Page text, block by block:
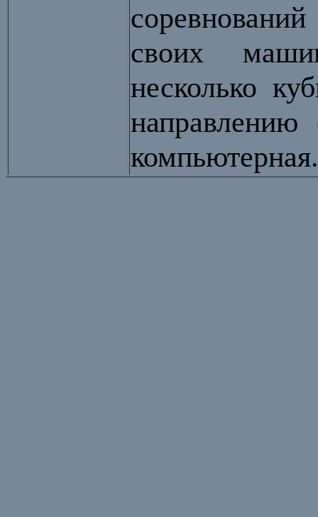
своих
несколько
направлению
компьютерная.